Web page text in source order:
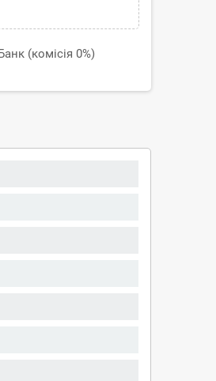
(комісія 0%)